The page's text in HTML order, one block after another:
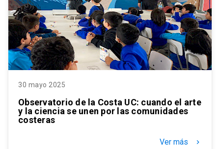
30 mayo 2025
Observatorio de la Costa UC: cuando el arte
y la ciencia se unen por las comunidades
costeras
Ver más keyboard_arrow_right